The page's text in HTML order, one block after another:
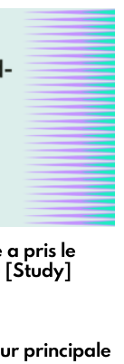
pris le
[Study]
principale